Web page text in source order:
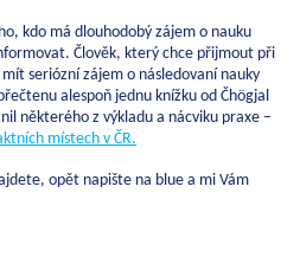
kdo má dlouhodobý zájem o nauku
Člověk, který chce přijmout při
seriózní zájem o následovaní nauky
alespoň jednu knížku od Čhögjal
některého z výkladu a nácviku praxe –
místech v ČR.
opět napište na blue a mi Vám